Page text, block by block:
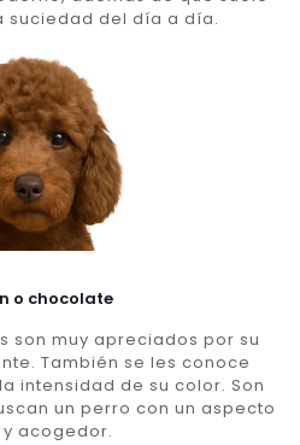
suciedad del día a día.
o chocolate
son muy apreciados por su
También se les conoce
intensidad de su color. Son
un perro con un aspecto
acogedor.